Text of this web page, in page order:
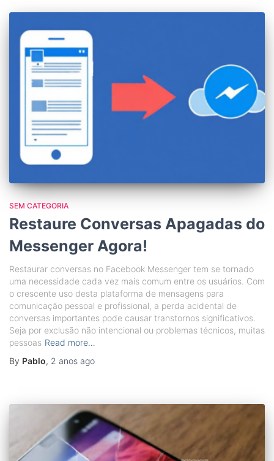
SEM CATEGORIA
Restaure Conversas Apagadas do
Messenger Agora!
Restaurar conversas no Facebook Messenger tem se tornado
uma necessidade cada vez mais comum entre os usuários. Com
o crescente uso desta plataforma de mensagens para
comunicação pessoal e profissional, a perda acidental de
conversas importantes pode causar transtornos significativos.
Seja por exclusão não intencional ou problemas técnicos, muitas
pessoas Read more…
By Pablo, 2 anos ago